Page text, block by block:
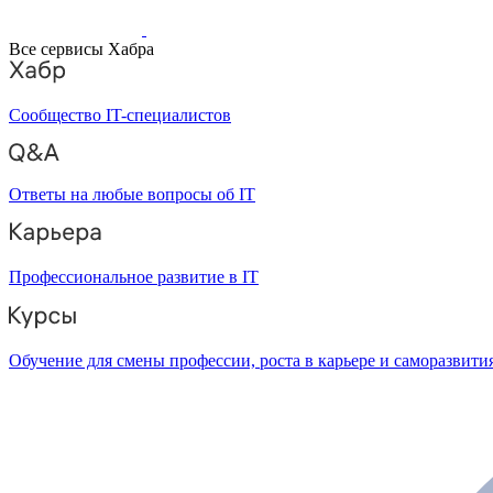
Все сервисы Хабра
Сообщество IT-специалистов
Ответы на любые вопросы об IT
Профессиональное развитие в IT
Обучение для смены профессии, роста в карьере и